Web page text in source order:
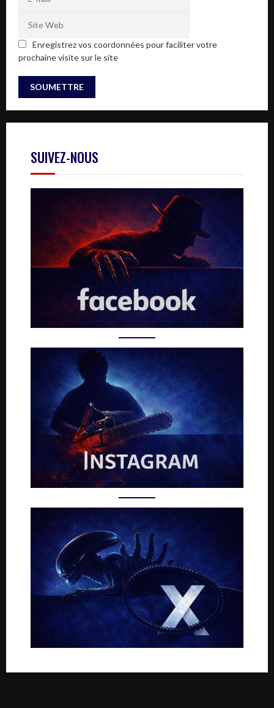
Enregistrez vos coordonnées pour faciliter votre
prochaine visite sur le site
SUIVEZ-NOUS